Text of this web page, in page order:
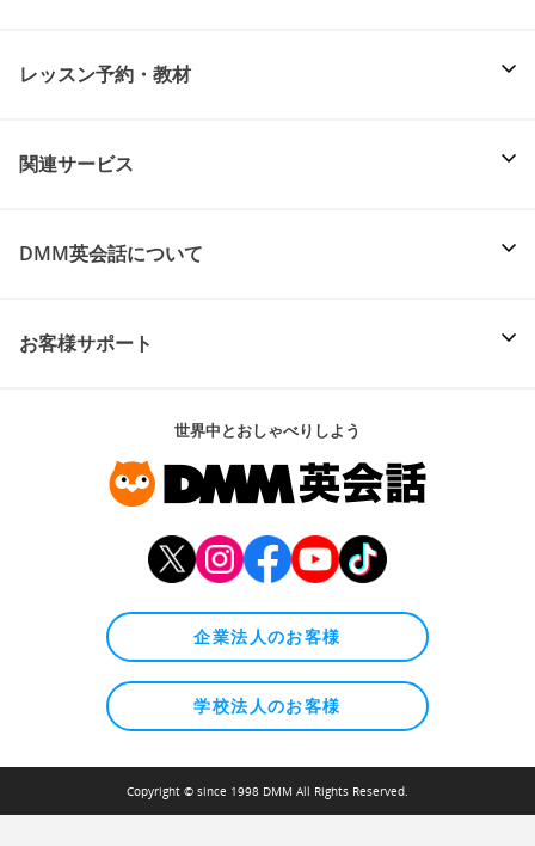
レッスン予約・教材
関連サービス
DMM英会話について
お客様サポート
世界中とおしゃべりしよう
企業法人のお客様
学校法人のお客様
Copyright © since 1998 DMM All Rights Reserved.